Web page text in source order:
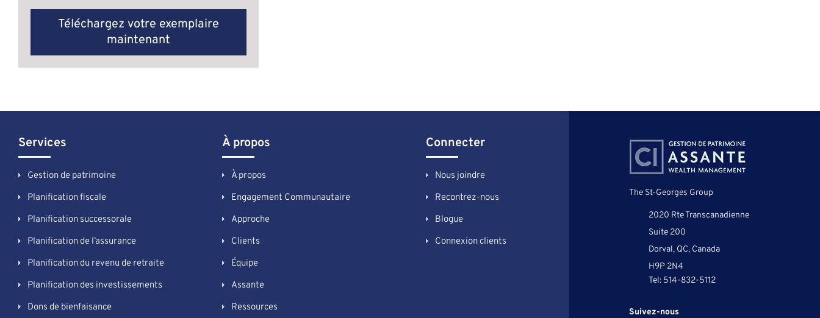
Téléchargez votre exemplaire
maintenant
Services
Gestion de patrimoine
Planification fiscale
Planification successorale
Planification de l’assurance
Planification du revenu de retraite
Planification des investissements
Dons de bienfaisance
À propos
À propos
Engagement Communautaire
Approche
Clients
Équipe
Assante
Ressources
Connecter
Nous joindre
Recontrez-nous
Blogue
Connexion clients
The St-Georges Group
2020 Rte Transcanadienne
Suite 200
Dorval, QC, Canada
H9P 2N4
Tel: 514-832-5112
Suivez-nous